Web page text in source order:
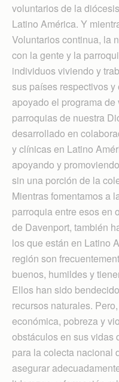
voluntarios de la
Latino América. Y
Voluntarios continua, la
con la gente y la
individuos viviendo y
sus países respectivos
apoyado el programa
parroquias de nuestra
desarrollado en
y clínicas en Latino
apoyando y
sin una porción de la
Mientras fomentamos a
parroquia entre esos en
de Davenport, también
los que están en Latino
región son
buenos, humildes y
Ellos han sido
recursos naturales.
económica, pobreza y
obstáculos en sus vidas
para la colecta nacional
asegurar